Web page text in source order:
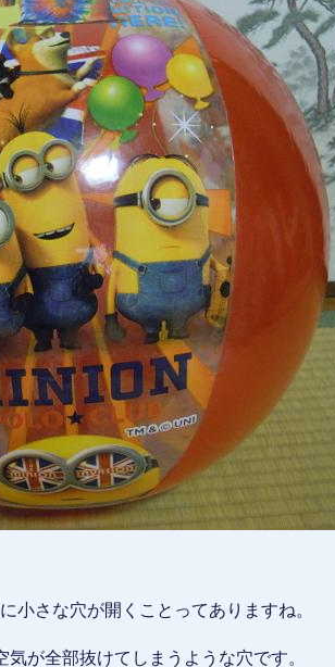
小さな穴が開くことってありますね。
が全部抜けてしまうような穴です。